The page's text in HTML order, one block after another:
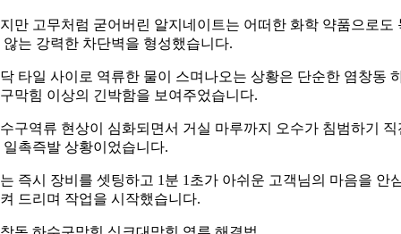
만 고무처럼 굳어버린 알지네이트는 어떠한 화학 약품으로도
않는 강력한 차단벽을 형성했습니다.
타일 사이로 역류한 물이 스며나오는 상황은 단순한 염창동
막힘 이상의 긴박함을 보여주었습니다.
구역류 현상이 심화되면서 거실 마루까지 오수가 침범하기 직
일촉즉발 상황이었습니다.
즉시 장비를 셋팅하고 1분 1초가 아쉬운 고객님의 마음을 안
드리며 작업을 시작했습니다.